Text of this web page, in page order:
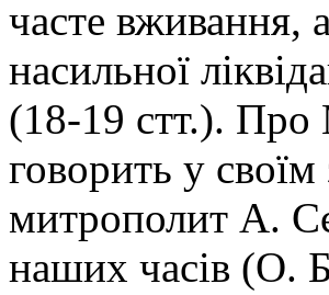
часте вживання,
насильної
(18-19 стт.). Про
говорить у своїм
митрополит А.
наших часів (О.